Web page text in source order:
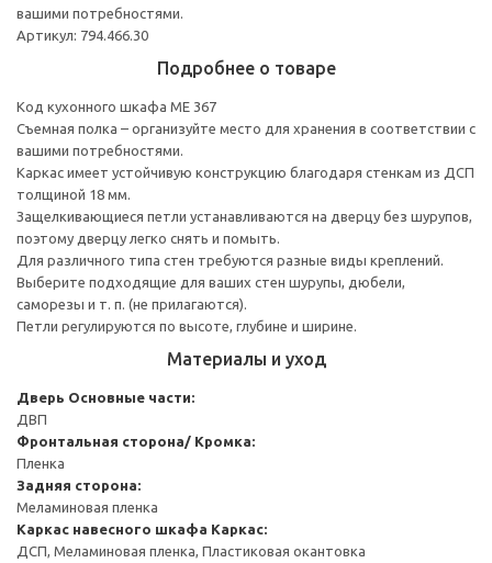
вашими потребностями.
Артикул: 794.466.30
Подробнее о товаре
Код кухонного шкафа ME 367
Съемная полка – организуйте место для хранения в соответствии с
вашими потребностями.
Каркас имеет устойчивую конструкцию благодаря стенкам из ДСП
толщиной 18 мм.
Защелкивающиеся петли устанавливаются на дверцу без шурупов,
поэтому дверцу легко снять и помыть.
Для различного типа стен требуются разные виды креплений.
Выберите подходящие для ваших стен шурупы, дюбели,
саморезы и т. п. (не прилагаются).
Петли регулируются по высоте, глубине и ширине.
Материалы и уход
Дверь Основные части:
ДВП
Фронтальная сторона/ Кромка:
Пленка
Задняя сторона:
Меламиновая пленка
Каркас навесного шкафа Каркас:
ДСП, Меламиновая пленка, Пластиковая окантовка